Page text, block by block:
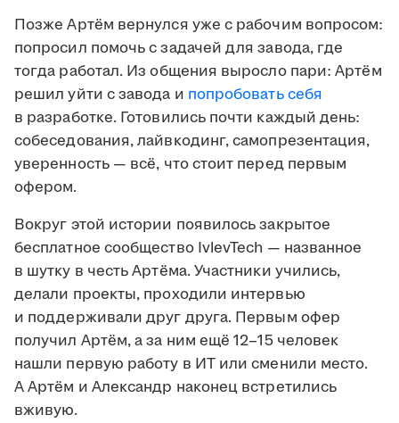
Позже Артём вернулся уже с рабочим вопросом:
попросил помочь с задачей для завода, где
тогда работал. Из общения выросло пари: Артём
решил уйти с завода и попробовать себя
в разработке. Готовились почти каждый день:
собеседования, лайвкодинг, самопрезентация,
уверенность — всё, что стоит перед первым
офером.
Вокруг этой истории появилось закрытое
бесплатное сообщество IvlevTech — названное
в шутку в честь Артёма. Участники учились,
делали проекты, проходили интервью
и поддерживали друг друга. Первым офер
получил Артём, а за ним ещё 12–15 человек
нашли первую работу в ИТ или сменили место.
А Артём и Александр наконец встретились
вживую.